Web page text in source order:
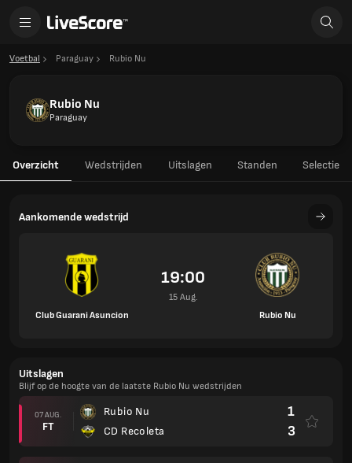
Voetbal Paraguay Rubio Nu
Rubio Nu
Paraguay
Overzicht Wedstrijden Uitslagen Standen Selectie
Aankomende wedstrijd
Club Guarani Asuncion
19:00
15 Aug.
Rubio Nu
Uitslagen
Blijf op de hoogte van de laatste Rubio Nu wedstrijden
07 AUG.
FT
Rubio Nu
CD Recoleta
1
3